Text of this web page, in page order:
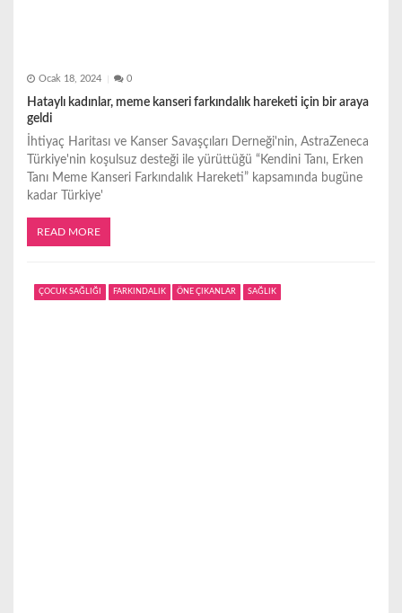
Ocak 18, 2024 0
Hataylı kadınlar, meme kanseri farkındalık hareketi için bir araya
geldi
İhtiyaç Haritası ve Kanser Savaşçıları Derneği'nin, AstraZeneca
Türkiye'nin koşulsuz desteği ile yürüttüğü “Kendini Tanı, Erken
Tanı Meme Kanseri Farkındalık Hareketi” kapsamında bugüne
kadar Türkiye'
READ MORE
ÇOCUK SAĞLIĞI FARKINDALIK ÖNE ÇIKANLAR SAĞLIK